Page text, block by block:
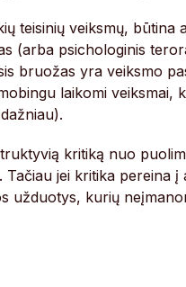
teisinių veiksmų,
(arba psichologinis
bruožas yra veiksmo
laikomi veiksmai,
kritiką nuo
jei kritika pereina
užduotys, kurių